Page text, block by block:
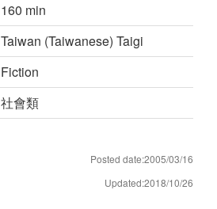
160 min
Taiwan (Taiwanese) Taigi
Fiction
社會類
Posted date:2005/03/16
Updated:2018/10/26